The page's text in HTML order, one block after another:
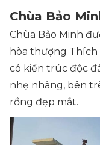
Chùa Bảo
Chùa Bảo Minh
hòa thượng Thích
có kiến trúc độc
nhẹ nhàng, bên
rồng đẹp mắt.